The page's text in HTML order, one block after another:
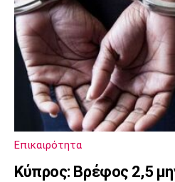
Επικαιρότητα
Κύπρος: Βρέφος 2,5